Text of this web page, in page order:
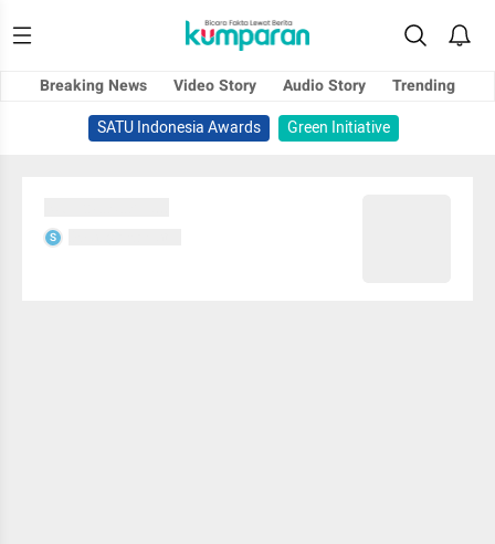
Breaking News Video Story Audio Story
Trending
SATU Indonesia Awards
Green Initiative
S